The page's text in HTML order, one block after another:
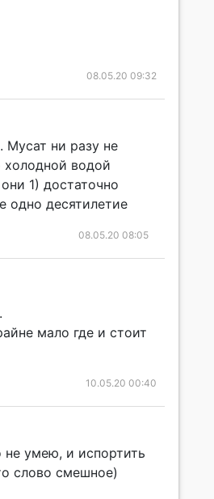
08.05.20 09:32
Мусат ни разу не
холодной водой
1) достаточно
одно десятилетие
08.05.20 08:05
мало где и стоит
10.05.20 00:40
не умею, и испортить
слово смешное)